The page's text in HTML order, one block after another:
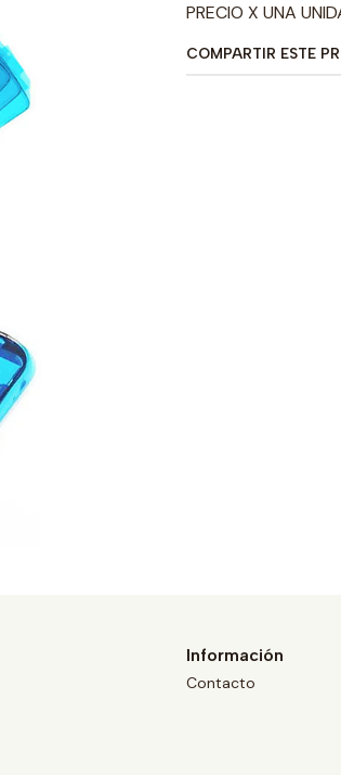
PRECIO X UNA
COMPARTIR ESTE
Información
Contacto